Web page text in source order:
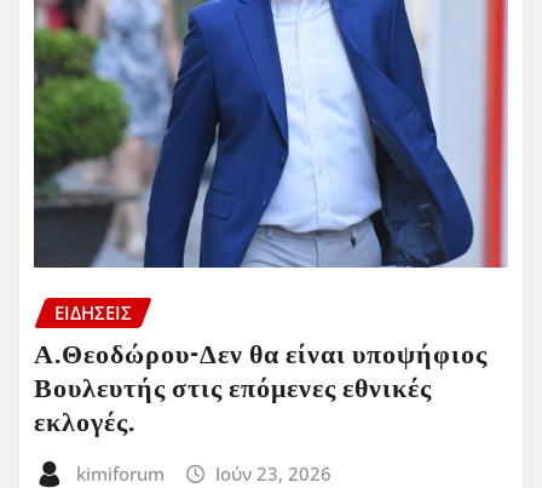
ΕΙΔΗΣΕΙΣ
Α.Θεοδώρου-Δεν θα είναι υποψήφιος
Βουλευτής στις επόμενες εθνικές
εκλογές.
kimiforum Ιούν 23, 2026